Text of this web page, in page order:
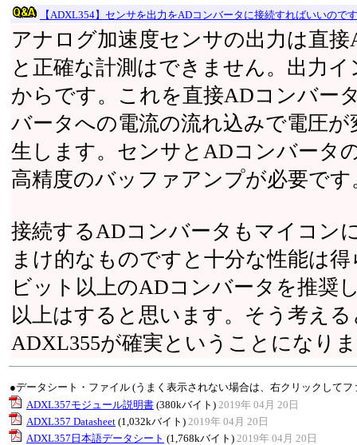
【ADXL354】センサを出力をADコンバータに接続すればいいので
アナログ加速度センサの出力は直
と正確な計測はできません。出力
からです。これを直接ADコンバー
バータへの電流の流れ込みで電圧
生します。センサとADコンバータ
高精度のバッファアンプが必要です
接続するADコンバータもマイコン
まけ的なものですと十分な性能は
ビット以上のADコンバータを推奨
以上はすると思います。そう考え
ADXL355が確実ということになり
●データシート・ファイル (うまく表示されない場合は、右クリックして
ADXL357モジュール説明書 (380kバイト) 2019年 04月 20日
ADXL357 Datasheet (1,032kバイト) 2019年 04月 20日
ADXL357日本語データシート (1,768kバイト) 2019年 04月 20日